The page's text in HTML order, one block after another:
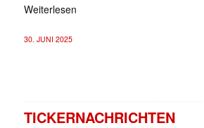
Weiterlesen
30. JUNI 2025
TICKERNACHRICHTEN